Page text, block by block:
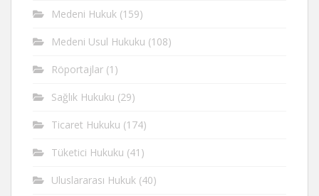
Medeni Hukuk (159)
Medeni Usul Hukuku (108)
Röportajlar (1)
Sağlık Hukuku (29)
Ticaret Hukuku (174)
Tüketici Hukuku (41)
Uluslararası Hukuk (40)